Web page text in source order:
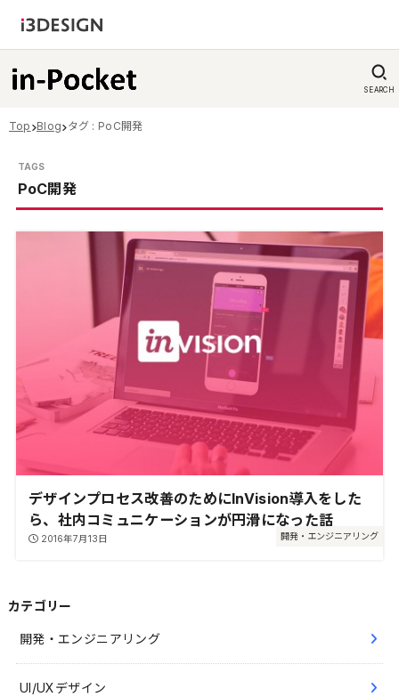
SEARCH
Top Blog タグ : PoC開発
PoC開発
開発・エンジニアリング
デザインプロセス改善のためにInVision導入をした
ら、社内コミュニケーションが円滑になった話
2016年7月13日
カテゴリー
開発・エンジニアリング
UI/UXデザイン